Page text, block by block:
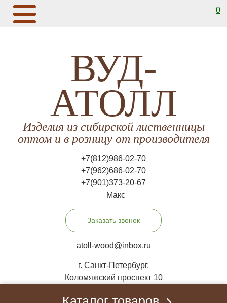
0
ВУД-
АТОЛЛ
Изделия из сибирской лиственницы
оптом и в розницу от производителя
+7(812)986-02-70
+7(962)686-02-70
+7(901)373-20-67
Макс
Заказать звонок
atoll-wood@inbox.ru
г. Санкт-Петербург,
Коломяжский проспект 10